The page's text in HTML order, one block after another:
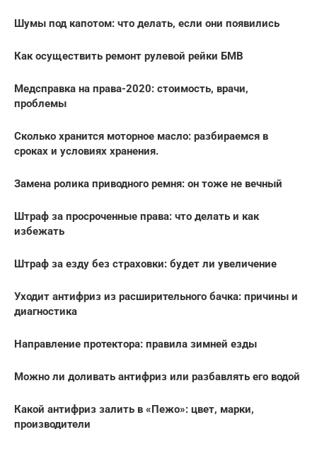
Шумы под капотом: что делать, если они появились
Как осуществить ремонт рулевой рейки БМВ
Медсправка на права-2020: стоимость, врачи,
проблемы
Сколько хранится моторное масло: разбираемся в
сроках и условиях хранения.
Замена ролика приводного ремня: он тоже не вечный
Штраф за просроченные права: что делать и как
избежать
Штраф за езду без страховки: будет ли увеличение
Уходит антифриз из расширительного бачка: причины и
диагностика
Направление протектора: правила зимней езды
Можно ли доливать антифриз или разбавлять его водой
Какой антифриз залить в «Пежо»: цвет, марки,
производители